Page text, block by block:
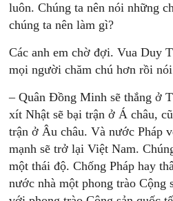
luôn. Chúng ta nên nói những
chúng ta nên làm gì?
Các anh em chờ đợi. Vua Duy
mọi người chăm chú hơn rồi
– Quân Đồng Minh sẽ thắng ở
xít Nhật sẽ bại trận ở Á châu,
trận ở Âu châu. Và nước Pháp
mạnh sẽ trở lại Việt Nam.
một thái độ. Chống Pháp hay
nước nhà một phong trào Cộng